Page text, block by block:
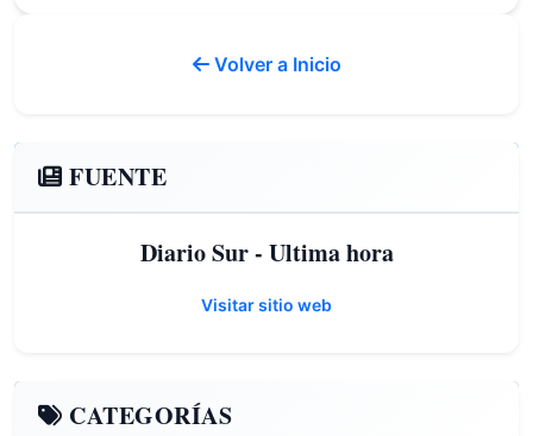
Volver a Inicio
FUENTE
Diario Sur - Ultima hora
Visitar sitio web
CATEGORÍAS